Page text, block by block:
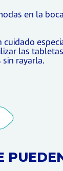
en la
las
rayarla.